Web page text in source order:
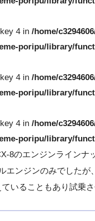
4 in /home/
poripu/library/
4 in /home/
poripu/library/
4 in /home/
poripu/library/
8のエンジンラインナ
エンジンのみでしたが
いることもあり試乗